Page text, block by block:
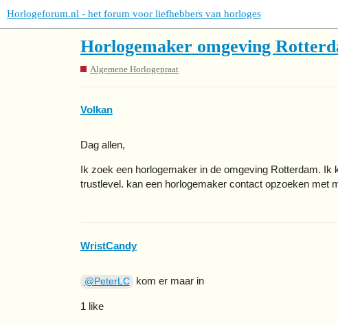
Horlogeforum.nl - het forum voor liefhebbers van horloges
Horlogemaker omgeving
Algemene Horlogepraat
Volkan
Dag allen,
Ik zoek een horlogemaker in de omgeving Rotterdam.
trustlevel. kan een horlogemaker contact opzoeken met
WristCandy
@PeterLC kom er maar in
1 like